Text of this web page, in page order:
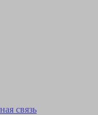
связь